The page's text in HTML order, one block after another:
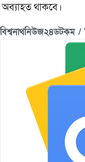
অব্যাহত থাকবে।
বিশ্বনাথনিউজ২৪ডটকম